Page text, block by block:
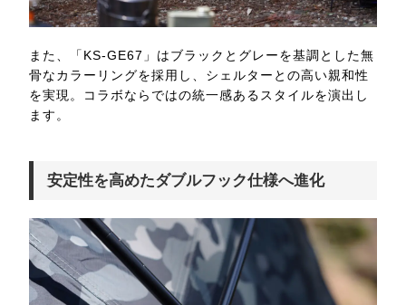
また、「KS-GE67」はブラックとグレーを基調とした無
骨なカラーリングを採用し、シェルターとの高い親和性
を実現。コラボならではの統一感あるスタイルを演出し
ます。
安定性を高めたダブルフック仕様へ進化